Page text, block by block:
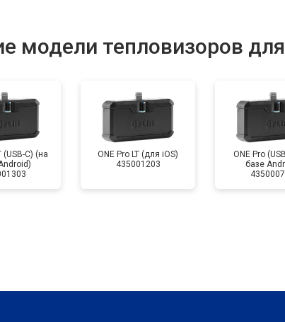
модели тепловизоров
(USB-C) (на
ONE Pro LT (для iOS)
435001203
ONE Pro
базе